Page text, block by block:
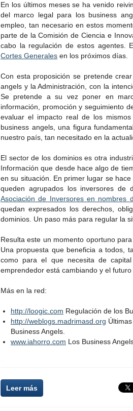
En los últimos meses se ha venido
del marco legal para los business
empleo, tan necesario en estos
parte de la Comisión de Ciencia e
cabo la regulación de estos agentes.
Cortes Generales en los próximos días.
Con esta proposición se pretende
angels y la Administración, con la
Se pretende a su vez poner en
información, promoción y seguimiento
evaluar el impacto real de los
business angels, una figura
nuestro país, tan necesitado en la
El sector de los dominios es otra
Información que desde hace algo de
en su situación. En primer lugar se
queden agrupados los inversores
Asociación de Inversores en nombres
quedan expresados los derechos,
dominios. Un paso más para regular la
Resulta este un momento oportuno
Una propuesta que beneficia a todos,
como para el que necesita de
emprendedor está cambiando y el
Más en la red:
http://loogic.com Regulación de los
http://weblogs.madrimasd.org
Business Angels.
www.iahorro.com Los Business
Leer más